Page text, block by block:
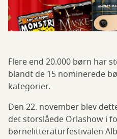
Flere end 20.000 børn har
blandt de 15 nominerede
kategorier.
Den 22. november blev
det storslåede Orlashow i
børnelitteraturfestivalen